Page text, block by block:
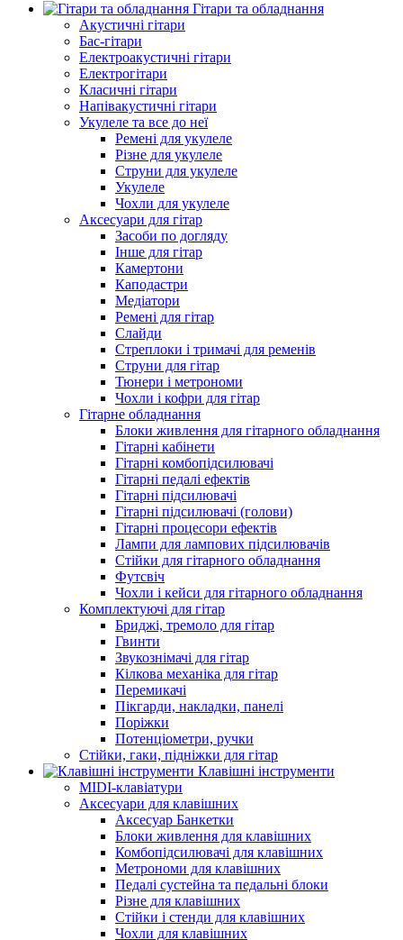
Гітари та обладнання
Акустичні гітари
Бас-гітари
Електроакустичні гітари
Електрогітари
Класичні гітари
Напівакустичні гітари
Укулеле та все до неї
Ремені для укулеле
Різне для укулеле
Струни для укулеле
Укулеле
Чохли для укулеле
Аксесуари для гітар
Засоби по догляду
Інше для гітар
Камертони
Каподастри
Медіатори
Ремені для гітар
Слайди
Стреплоки і тримачі для ременів
Струни для гітар
Тюнери і метрономи
Чохли і кофри для гітар
Гітарне обладнання
Блоки живлення для гітарного обладнання
Гітарні кабінети
Гітарні комбопідсилювачі
Гітарні педалі ефектів
Гітарні підсилювачі
Гітарні підсилювачі (голови)
Гітарні процесори ефектів
Лампи для лампових підсилювачів
Стійки для гітарного обладнання
Футсвіч
Чохли і кейси для гітарного обладнання
Комплектуючі для гітар
Бриджі, тремоло для гітар
Гвинти
Звукознімачі для гітар
Кілкова механіка для гітар
Перемикачі
Пікгарди, накладки, панелі
Поріжки
Потенціометри, ручки
Стійки, гаки, підніжки для гітар
Клавішні інструменти
MIDI-клавіатури
Аксесуари для клавішних
Аксесуар Банкетки
Блоки живлення для клавішних
Комбопідсилювачі для клавішних
Метрономи для клавішних
Педалі сустейна та педальні блоки
Різне для клавішних
Стійки і стенди для клавішних
Чохли для клавішних